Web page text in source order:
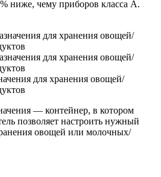
ниже, чему приборов класса А.
для хранения овощей/
— контейнер, в котором
позволяет настроить нужный
овощей или молочных/